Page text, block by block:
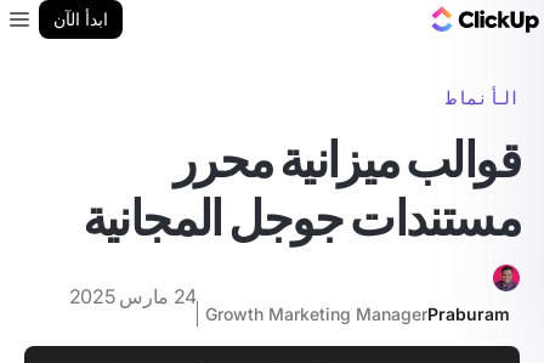
ابدأ الآن
الأنماط
قوالب ميزانية محرر
مستندات جوجل المجانية
Praburam
Growth Marketing Manager
24 مارس 2025